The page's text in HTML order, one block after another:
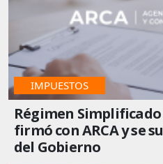
IMPUESTOS
Régimen Simplificado
firmó con ARCA y se
del Gobierno